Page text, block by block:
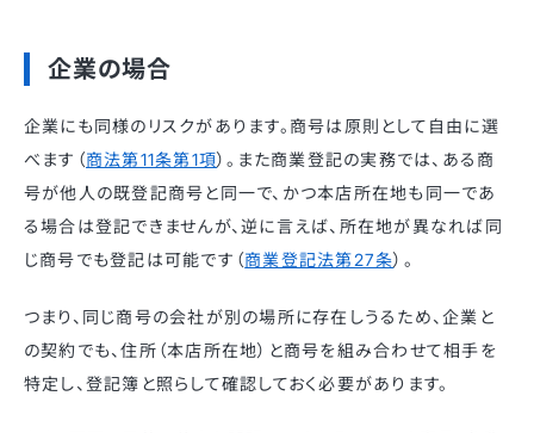
企業の場合
企業にも同様のリスクがあります。商号は原則として自由に選
べます（商法第11条第1項）。また商業登記の実務では、ある商
号が他人の既登記商号と同一で、かつ本店所在地も同一であ
る場合は登記できませんが、逆に言えば、所在地が異なれば同
じ商号でも登記は可能です（商業登記法第27条）。
つまり、同じ商号の会社が別の場所に存在しうるため、企業と
の契約でも、住所（本店所在地）と商号を組み合わせて相手を
特定し、登記簿と照らして確認しておく必要があります。